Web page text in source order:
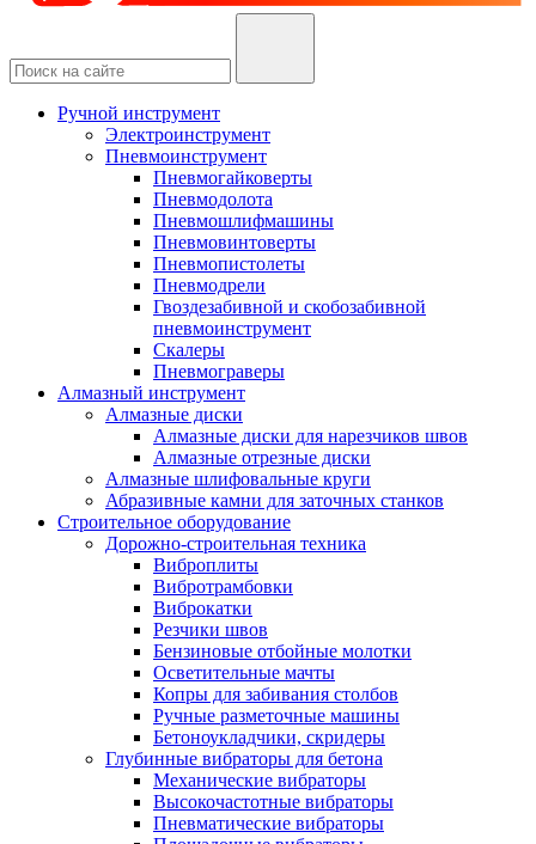
Ручной инструмент
Электроинструмент
Пневмоинструмент
Пневмогайковерты
Пневмодолота
Пневмошлифмашины
Пневмовинтоверты
Пневмопистолеты
Пневмодрели
Гвоздезабивной и скобозабивной
пневмоинструмент
Скалеры
Пневмограверы
Алмазный инструмент
Алмазные диски
Алмазные диски для нарезчиков швов
Алмазные отрезные диски
Алмазные шлифовальные круги
Абразивные камни для заточных станков
Строительное оборудование
Дорожно-строительная техника
Виброплиты
Вибротрамбовки
Виброкатки
Резчики швов
Бензиновые отбойные молотки
Осветительные мачты
Копры для забивания столбов
Ручные разметочные машины
Бетоноукладчики, скридеры
Глубинные вибраторы для бетона
Механические вибраторы
Высокочастотные вибраторы
Пневматические вибраторы